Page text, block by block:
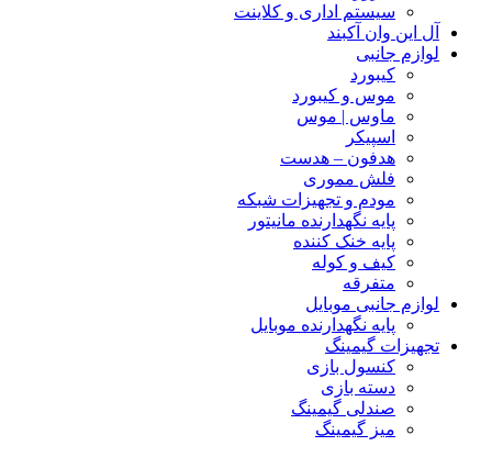
سیستم‌ اداری و کلاینت
آل این وان آکبند
لوازم جانبی
کیبورد
موس و کیبورد
ماوس | موس
اسپیکر
هدفون – هدست
فلش مموری
مودم و تجهیزات شبکه
پایه نگهدارنده مانیتور
پایه خنک کننده
کیف و کوله
متفرقه
لوازم جانبی موبایل
پایه نگهدارنده موبایل
تجهیزات گیمینگ
کنسول بازی
دسته بازی
صندلی گیمینگ
میز گیمینگ